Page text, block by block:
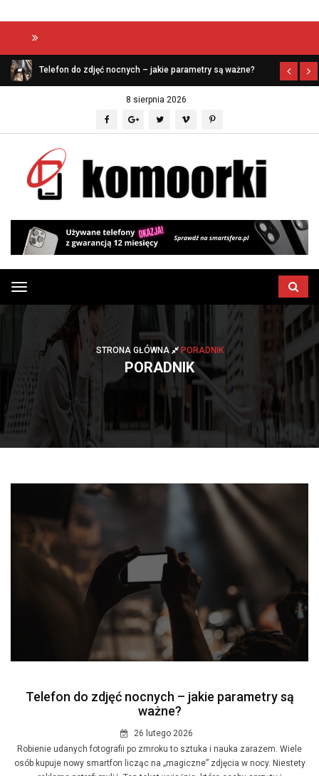
Telefon do zdjęć nocnych – jakie parametry są ważne?
8 sierpnia 2026
Przełącz
menu
STRONA GŁÓWNA PORADNIK
PORADNIK
Telefon do zdjęć nocnych – jakie parametry są
ważne?
26 lutego 2026
Robienie udanych fotografii po zmroku to sztuka i nauka zarazem. Wiele
osób kupuje nowy smartfon licząc na „magiczne” zdjęcia w nocy. Niestety